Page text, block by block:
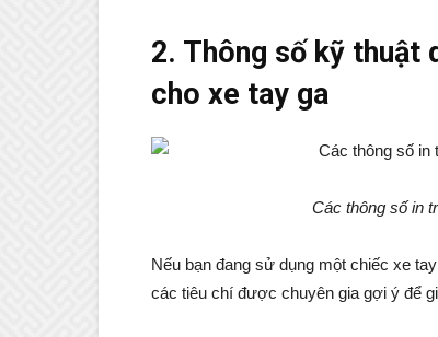
2. Thông số kỹ thuật
cho xe tay ga
Các thông số in
Nếu bạn đang sử dụng một chiếc xe
các tiêu chí được chuyên gia gợi ý để